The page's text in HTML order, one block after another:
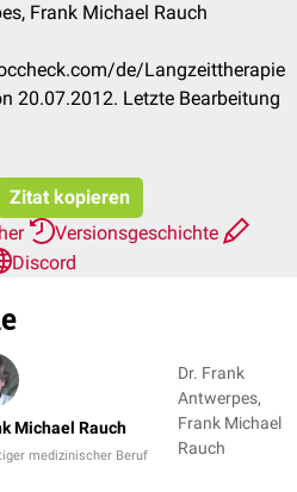
Frank Michael Rauch
de/Langzeittherapie
20.07.2012. Letzte Bearbeitung
Zitat kopieren
Versionsgeschichte
Discord
Michael Rauch
medizinischer Beruf
Dr. Frank
Antwerpes,
Frank Michael
Rauch